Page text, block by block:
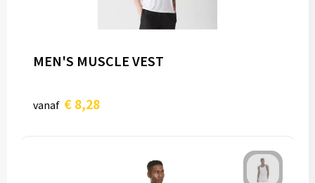
MEN'S MUSCLE VEST
vanaf € 8,28